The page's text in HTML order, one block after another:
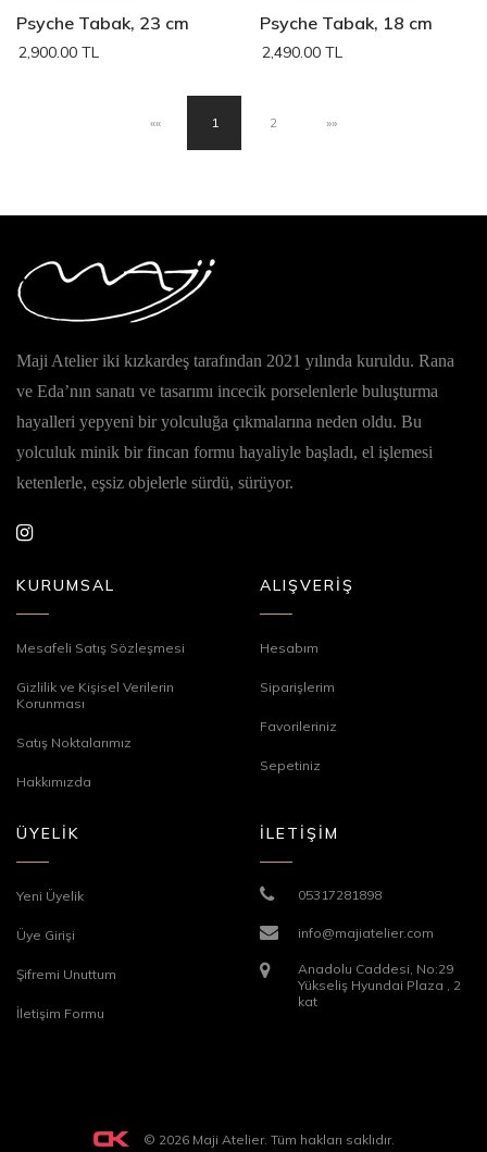
Psyche Tabak, 23 cm
2,900.00 TL
Psyche Tabak, 18 cm
2,490.00 TL
«« 1 2 »»
Maji Atelier iki kızkardeş tarafından 2021 yılında kuruldu. Rana
ve Eda’nın sanatı ve tasarımı incecik porselenlerle buluşturma
hayalleri yepyeni bir yolculuğa çıkmalarına neden oldu. Bu
yolculuk minik bir fincan formu hayaliyle başladı, el işlemesi
ketenlerle, eşsiz objelerle sürdü, sürüyor.
KURUMSAL
Mesafeli Satış Sözleşmesi
Gizlilik ve Kişisel Verilerin
Korunması
Satış Noktalarımız
Hakkımızda
ALIŞVERİŞ
Hesabım
Siparişlerim
Favorileriniz
Sepetiniz
ÜYELİK
Yeni Üyelik
Üye Girişi
Şifremi Unuttum
İletişim Formu
İLETİŞİM
05317281898
info@majiatelier.com
Anadolu Caddesi, No:29
Yükseliş Hyundai Plaza , 2
kat
© 2026 Maji Atelier. Tüm hakları saklıdır.